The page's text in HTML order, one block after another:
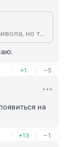
Ты просишь новость про Дмитрия Бивола, но ты делаешь это без уважения.
+1 –5
на
+13 –1